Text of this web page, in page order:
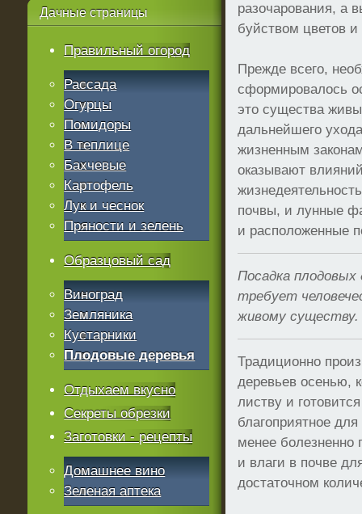
разочарования, а
буйством цветов
Прежде всего,
сформировалось
это существа
дальнейшего
жизненным
оказывают
почвы, и лунные
и расположенные
Посадка плодовых
требует
живому существу.
Традиционно
деревьев осенью,
листву и
благоприятное
менее болезненно
и влаги в почве
достаточном
Дачные страницы
Правильный огород
Рассада
Огурцы
Помидоры
В теплице
Бахчевые
Картофель
Лук и чеснок
Пряности и зелень
Образцовый сад
Виноград
Земляника
Кустарники
Плодовые деревья
Отдыхаем вкусно
Секреты обрезки
Заготовки - рецепты
Домашнее вино
Зеленая аптека